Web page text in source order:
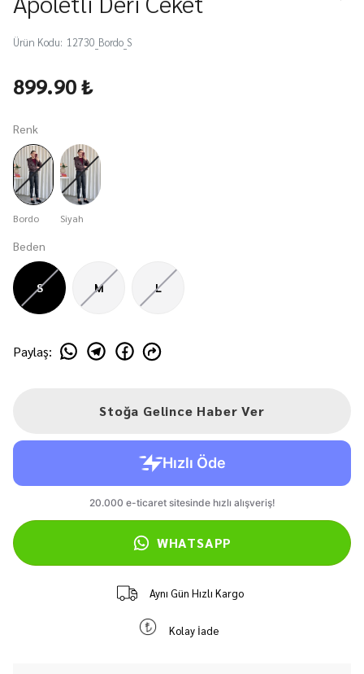
Ürün Kodu: 12730_Bordo_S
899.90 ₺
Renk
Bordo Siyah
Beden
S M L
Paylaş:
Stoğa Gelince Haber Ver
WHATSAPP
Aynı Gün Hızlı Kargo
Kolay İade